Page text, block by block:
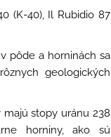
(K-40), Il Rubidio 87
pôde a horninách sa
geologických
stopy uránu 238
horniny, ako sú